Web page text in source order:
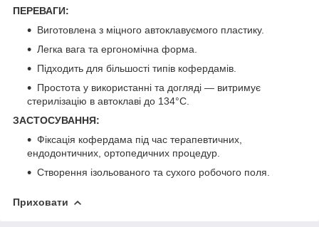
ПЕРЕВАГИ:
Виготовлена з міцного автоклавуємого пластику.
Легка вага та ергономічна форма.
Підходить для більшості типів кофердамів.
Простота у використанні та догляді — витримує
стерилізацію в автоклаві до 134°C.
ЗАСТОСУВАННЯ:
Фіксація кофердама під час терапевтичних,
ендодонтичних, ортопедичних процедур.
Створення ізольованого та сухого робочого поля.
Приховати